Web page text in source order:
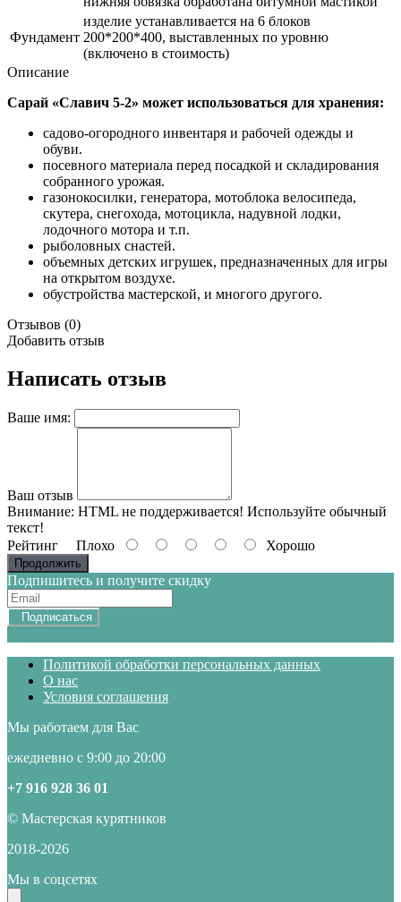
Фундамент
изделие устанавливается на 6 блоков
200*200*400, выставленных по уровню
(включено в стоимость)
Описание
Сарай «Славич 5-2» может использоваться для хранения:
садово-огородного инвентаря и рабочей одежды и
обуви.
посевного материала перед посадкой и складирования
собранного урожая.
газонокосилки, генератора, мотоблока велосипеда,
скутера, снегохода, мотоцикла, надувной лодки,
лодочного мотора и т.п.
рыболовных снастей.
объемных детских игрушек, предназначенных для игры
на открытом воздухе.
обустройства мастерской, и многого другого.
Отзывов (0)
Добавить отзыв
Написать отзыв
Ваше имя:
Ваш отзыв
Внимание: HTML не поддерживается! Используйте обычный
текст!
Рейтинг Плохо Хорошо
Продолжить
Подпишитесь и получите скидку
Подписаться
Политикой обработки персональных данных
О нас
Условия соглашения
Мы работаем для Вас
ежедневно с 9:00 до 20:00
+7 916 928 36 01
© Мастерская курятников
2018-2026
Мы в соцсетях